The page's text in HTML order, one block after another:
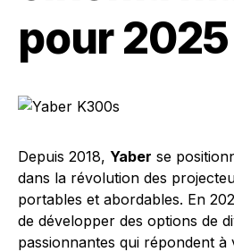
pour 2025
Depuis 2018, Yaber se
dans la révolution des
portables et abordables. En
de développer des options de
passionnantes qui répondent à